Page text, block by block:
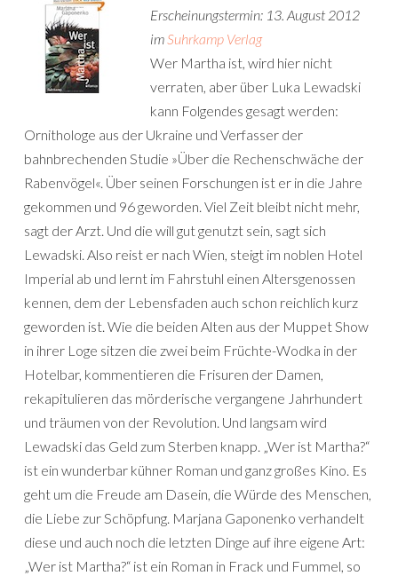
Erscheinungstermin: 13. August 2012
imSuhrkamp Verlag
Wer Martha ist, wird hier nicht
verraten, aber über Luka Lewadski
kann Folgendes gesagt werden:
Ornithologe aus der Ukraine und Verfasser der
bahnbrechenden Studie »Über die Rechenschwäche der
Rabenvögel«. Über seinen Forschungen ist er in die Jahre
gekommen und 96 geworden. Viel Zeit bleibt nicht mehr,
sagt der Arzt. Und die will gut genutzt sein, sagt sich
Lewadski. Also reist er nach Wien, steigt im noblen Hotel
Imperial ab und lernt im Fahrstuhl einen Altersgenossen
kennen, dem der Lebensfaden auch schon reichlich kurz
geworden ist. Wie die beiden Alten aus der Muppet Show
in ihrer Loge sitzen die zwei beim Früchte-Wodka in der
Hotelbar, kommentieren die Frisuren der Damen,
rekapitulieren das mörderische vergangene Jahrhundert
und träumen von der Revolution. Und langsam wird
Lewadski das Geld zum Sterben knapp. „Wer ist Martha?“
ist ein wunderbar kühner Roman und ganz großes Kino. Es
geht um die Freude am Dasein, die Würde des Menschen,
die Liebe zur Schöpfung. Marjana Gaponenko verhandelt
diese und auch noch die letzten Dinge auf ihre eigene Art:
„Wer ist Martha?“ ist ein Roman in Frack und Fummel, so